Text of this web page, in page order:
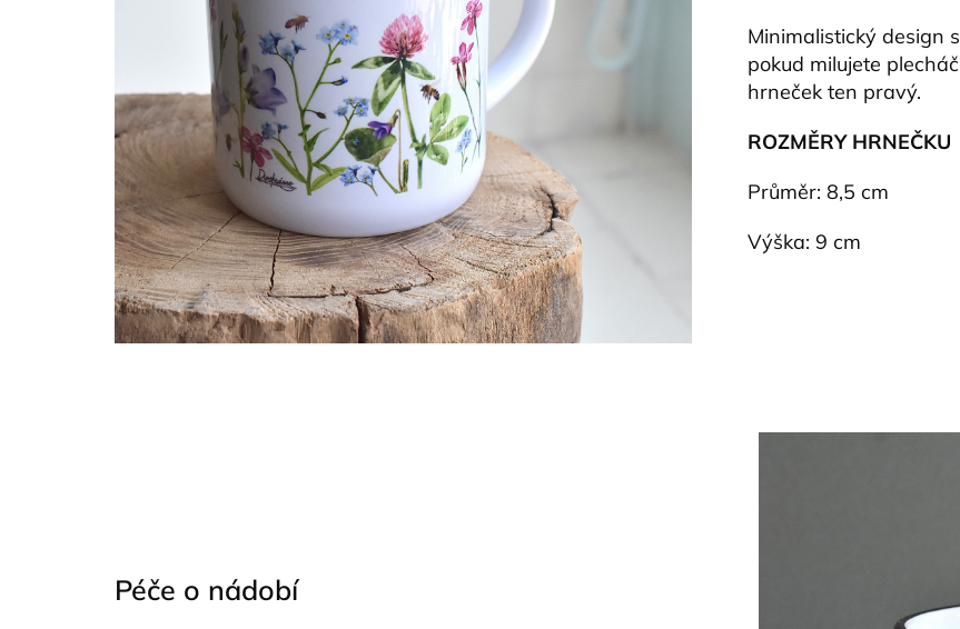
Minimalistický design
pokud milujete
hrneček ten pravý.
ROZMĚRY HRNEČKU
Průměr: 8,5 cm
Výška: 9 cm
Péče o nádobí